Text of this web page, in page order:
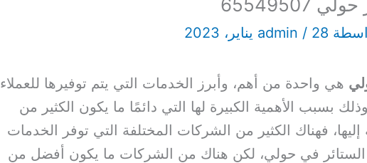
admin / 28 يناير، 2023
هي واحدة من أهم، وأبرز الخدمات التي يتم توفيرها للعملاء
بسبب الأهمية الكبيرة لها التي دائمًا ما يكون الكثير من
فهناك الكثير من الشركات المختلفة التي توفر الخدمات
الستائر في حولي، لكن هناك من الشركات ما يكون أفضل من